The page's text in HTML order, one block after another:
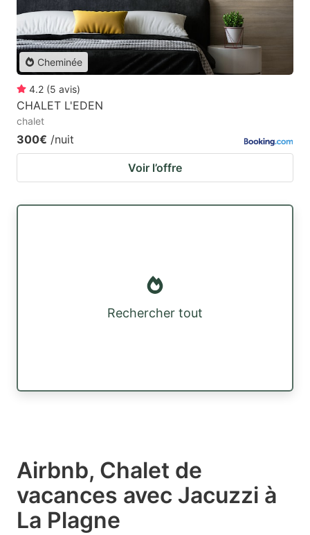
Cheminée
4.2 (5 avis)
CHALET L'EDEN
chalet
300€ /nuit
Voir l’offre
Rechercher tout
Airbnb, Chalet de
vacances avec Jacuzzi à
La Plagne